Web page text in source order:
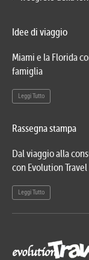
Idee di viaggio
Miami e la Florida
famiglia
Leggi Tutto
Rassegna stampa
Dal viaggio alla
con Evolution Travel
Leggi Tutto